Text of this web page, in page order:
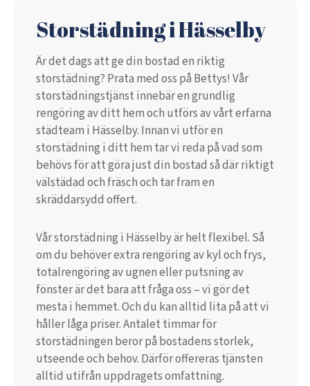
Storstädning i Hässelby
Är det dags att ge din bostad en riktig
storstädning? Prata med oss på Bettys! Vår
storstädningstjänst innebär en grundlig
rengöring av ditt hem och utförs av vårt erfarna
städteam i Hässelby. Innan vi utför en
storstädning i ditt hem tar vi reda på vad som
behövs för att göra just din bostad så där riktigt
välstädad och fräsch och tar fram en
skräddarsydd offert.
Vår storstädning i Hässelby är helt flexibel. Så
om du behöver extra rengöring av kyl och frys,
totalrengöring av ugnen eller putsning av
fönster är det bara att fråga oss – vi gör det
mesta i hemmet. Och du kan alltid lita på att vi
håller låga priser. Antalet timmar för
storstädningen beror på bostadens storlek,
utseende och behov. Därför offereras tjänsten
alltid utifrån uppdragets omfattning.